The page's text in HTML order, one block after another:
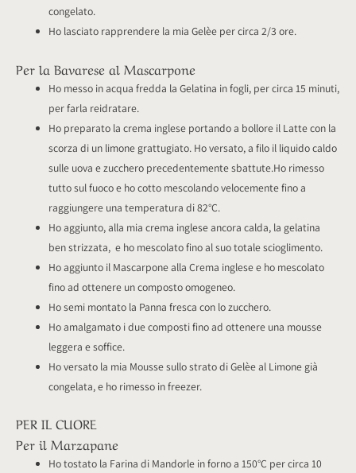
congelato.
Ho lasciato rapprendere la mia Gelèe per circa 2/3 ore.
Per la Bavarese al Mascarpone
Ho messo in acqua fredda la Gelatina in fogli, per circa 15 minuti,
per farla reidratare.
Ho preparato la crema inglese portando a bollore il Latte con la
scorza di un limone grattugiato. Ho versato, a filo il liquido caldo
sulle uova e zucchero precedentemente sbattute.Ho rimesso
tutto sul fuoco e ho cotto mescolando velocemente fino a
raggiungere una temperatura di 82°C.
Ho aggiunto, alla mia crema inglese ancora calda, la gelatina
ben strizzata, e ho mescolato fino al suo totale scioglimento.
Ho aggiunto il Mascarpone alla Crema inglese e ho mescolato
fino ad ottenere un composto omogeneo.
Ho semi montato la Panna fresca con lo zucchero.
Ho amalgamato i due composti fino ad ottenere una mousse
leggera e soffice.
Ho versato la mia Mousse sullo strato di Gelèe al Limone già
congelata, e ho rimesso in freezer.
PER IL CUORE
Per il Marzapane
Ho tostato la Farina di Mandorle in forno a 150°C per circa 10